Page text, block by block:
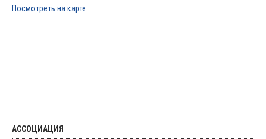
Посмотреть на карте
АССОЦИАЦИЯ